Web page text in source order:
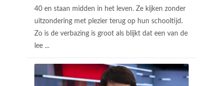
40 en staan midden in het leven. Ze kijken zonder
uitzondering met plezier terug op hun schooltijd.
Zo is de verbazing is groot als blijkt dat een van de
lee ...